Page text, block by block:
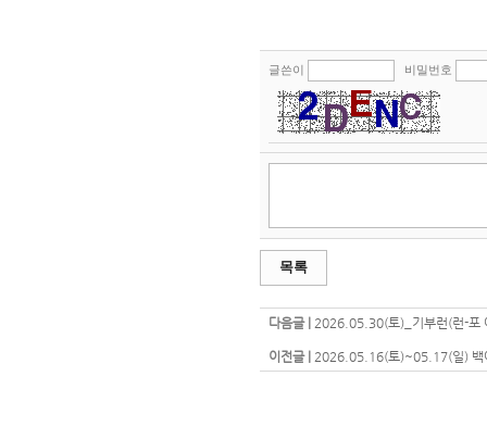
글쓴이 비밀번호
목록
다음글 | 2026.05.30(토)_기부런(런-포
이전글 | 2026.05.16(토)~05.17(일) 백